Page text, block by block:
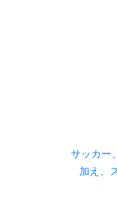
サッカー
加え、